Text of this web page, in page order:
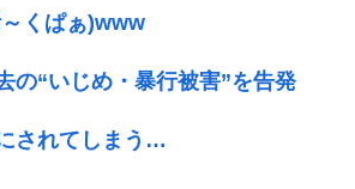
くぱぁ)www
の“いじめ・暴行被害”を告発
されてしまう…